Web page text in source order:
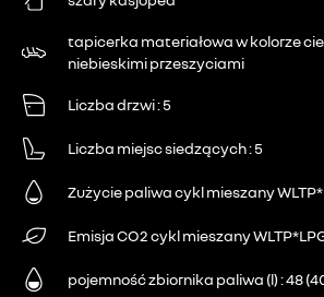
tapicerka materiałowa w kolorze
niebieskimi przeszyciami
Liczba drzwi 5
Liczba miejsc siedzących 5
Zużycie paliwa cykl mieszany
Emisja CO2 cykl mieszany
pojemność zbiornika paliwa (l) 48